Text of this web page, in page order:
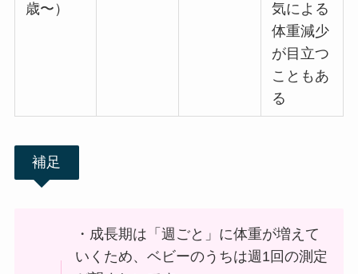
歳〜）
気による
体重減少
が目立つ
こともあ
る
補足
・成長期は「週ごと」に体重が増えて
いくため、ベビーのうちは週1回の測定